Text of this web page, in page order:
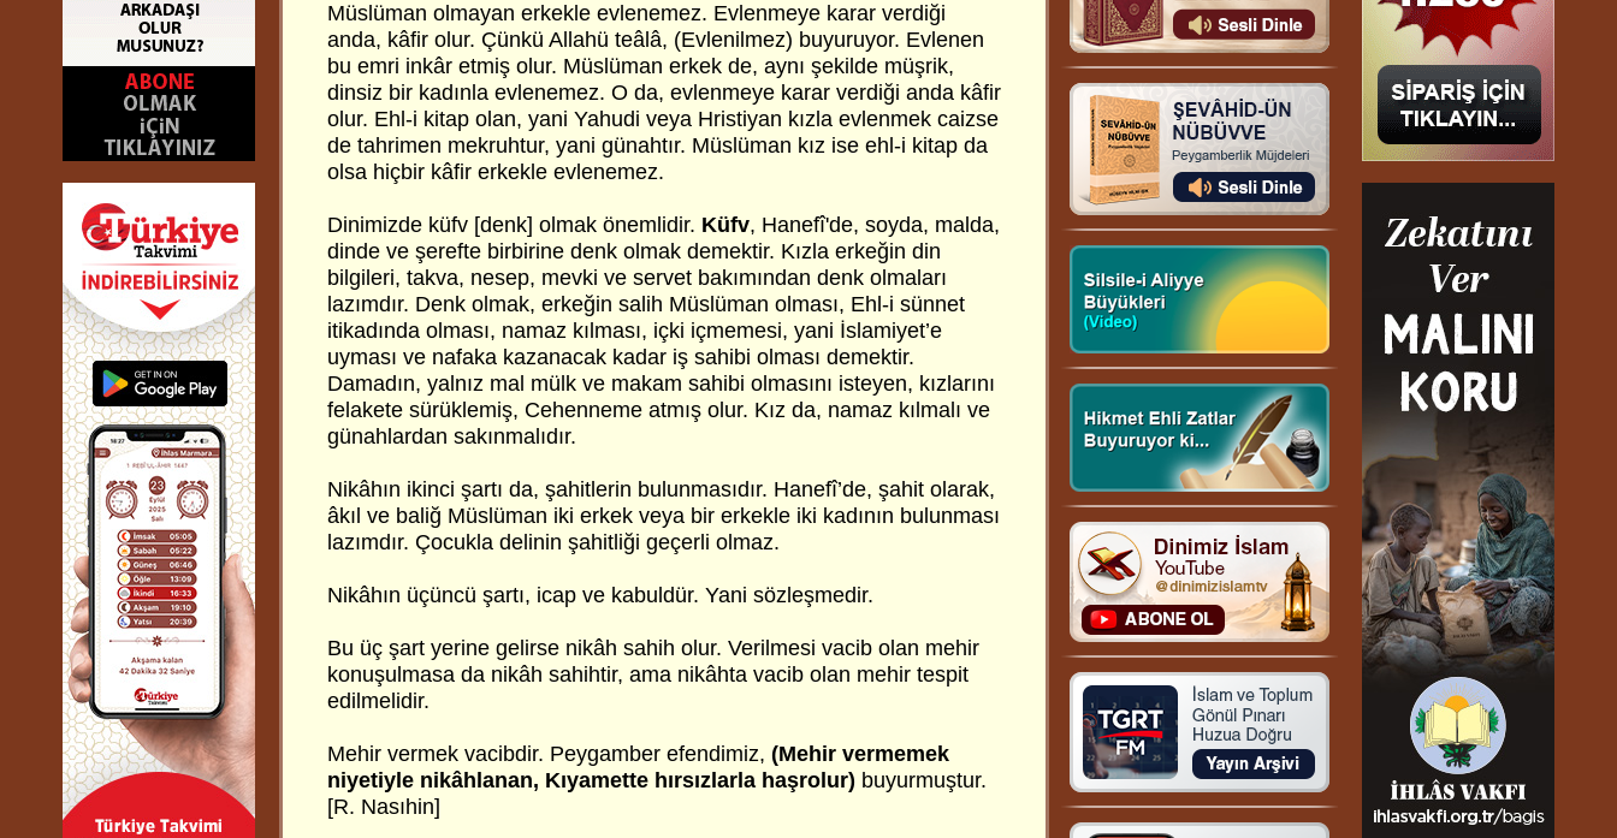
Müslüman olmayan erkekle evlenemez. Evlenmeye karar verdiği
anda, kâfir olur. Çünkü Allahü teâlâ, (Evlenilmez) buyuruyor. Evlenen
bu emri inkâr etmiş olur. Müslüman erkek de, aynı şekilde müşrik,
dinsiz bir kadınla evlenemez. O da, evlenmeye karar verdiği anda kâfir
olur. Ehl-i kitap olan, yani Yahudi veya Hristiyan kızla evlenmek caizse
de tahrimen mekruhtur, yani günahtır. Müslüman kız ise ehl-i kitap da
olsa hiçbir kâfir erkekle evlenemez.
Dinimizde küfv [denk] olmak önemlidir. Küfv, Hanefî'de, soyda, malda,
dinde ve şerefte birbirine denk olmak demektir. Kızla erkeğin din
bilgileri, takva, nesep, mevki ve servet bakımından denk olmaları
lazımdır. Denk olmak, erkeğin salih Müslüman olması, Ehl-i sünnet
itikadında olması, namaz kılması, içki içmemesi, yani İslamiyet’e
uyması ve nafaka kazanacak kadar iş sahibi olması demektir.
Damadın, yalnız mal mülk ve makam sahibi olmasını isteyen, kızlarını
felakete sürüklemiş, Cehenneme atmış olur. Kız da, namaz kılmalı ve
günahlardan sakınmalıdır.
Nikâhın ikinci şartı da, şahitlerin bulunmasıdır. Hanefî’de, şahit olarak,
âkıl ve baliğ Müslüman iki erkek veya bir erkekle iki kadının bulunması
lazımdır. Çocukla delinin şahitliği geçerli olmaz.
Nikâhın üçüncü şartı, icap ve kabuldür. Yani sözleşmedir.
Bu üç şart yerine gelirse nikâh sahih olur. Verilmesi vacib olan mehir
konuşulmasa da nikâh sahihtir, ama nikâhta vacib olan mehir tespit
edilmelidir.
Mehir vermek vacibdir. Peygamber efendimiz, (Mehir vermemek
niyetiyle nikâhlanan, Kıyamette hırsızlarla haşrolur) buyurmuştur.
[R. Nasıhin]